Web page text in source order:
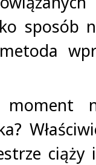
sposób
ciąży